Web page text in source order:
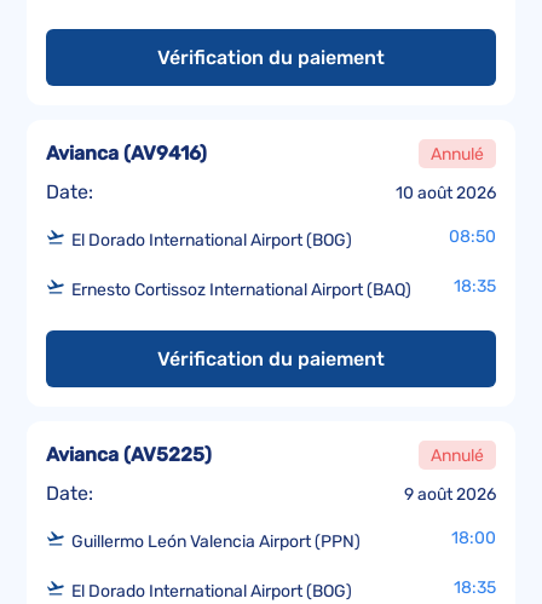
Vérification du paiement
Date: 10 août 2026
Avianca (AV9416) Annulé
El Dorado International Airport (BOG) 08:50
Ernesto Cortissoz International Airport (BAQ) 18:35
Vérification du paiement
Date: 9 août 2026
Avianca (AV5225) Annulé
Guillermo León Valencia Airport (PPN) 18:00
El Dorado International Airport (BOG) 18:35